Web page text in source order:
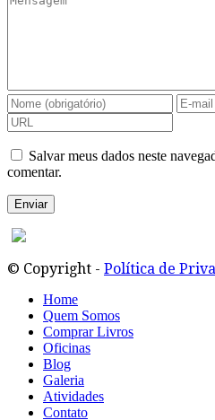
Salvar meus dados neste
comentar.
© Copyright - Política de
Home
Quem Somos
Comprar Livros
Oficinas
Blog
Galeria
Atividades
Contato